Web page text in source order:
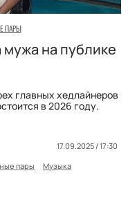
ПАРЫ
на публике
главных хедлайнеров
в 2026 году.
17.09.2025 / 17:30
пары Музыка